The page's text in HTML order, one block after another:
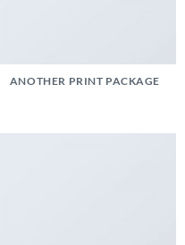
ANOTHER PRINT PACKAGE